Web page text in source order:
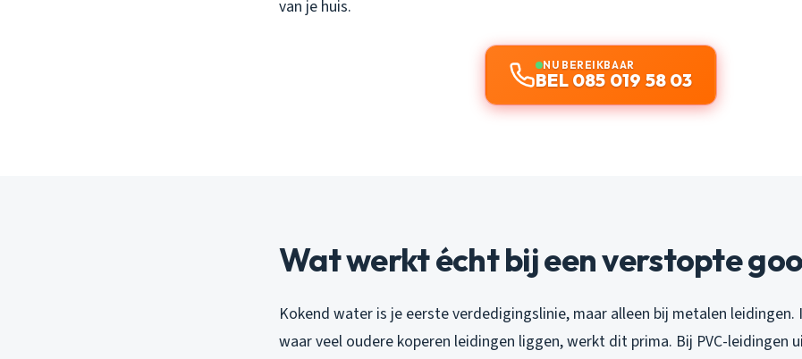
van je huis.
NU BEREIKBAAR
BEL 085 019 58 03
Wat werkt écht bij een verstopte
Kokend water is je eerste verdedigingslinie, maar alleen bij metalen leidingen.
waar veel oudere koperen leidingen liggen, werkt dit prima. Bij PVC-leidingen